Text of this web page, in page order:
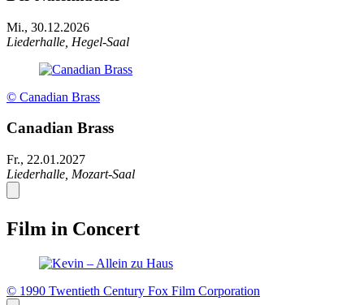
Mi., 30.12.2026
Liederhalle, Hegel-Saal
© Canadian Brass
Canadian Brass
Fr., 22.01.2027
Liederhalle, Mozart-Saal
Film in Concert
© 1990 Twentieth Century Fox Film Corporation